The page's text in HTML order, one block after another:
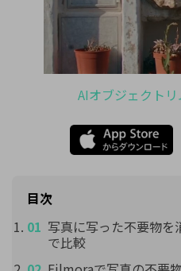
AIオブジェクト
目次
写真に写った不要物を
で比較